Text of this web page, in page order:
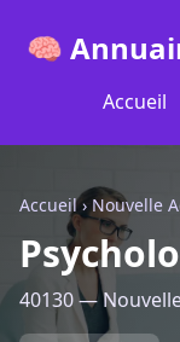
🧠
Accueil
Accueil› Nouvelle
40130 —